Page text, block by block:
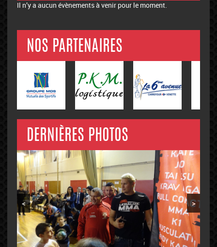
Il n’y a aucun évènements à venir pour le moment.
NOS PARTENAIRES
DERNIÈRES PHOTOS
< >